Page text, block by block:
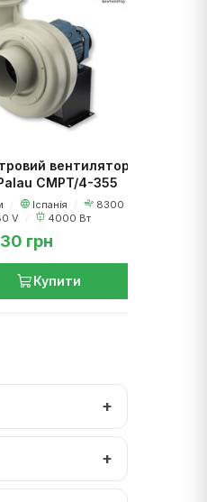
вентилятор
CMPT/4-355
Іспанія
8300 м³/
V 4000 Вт
грн
Купити